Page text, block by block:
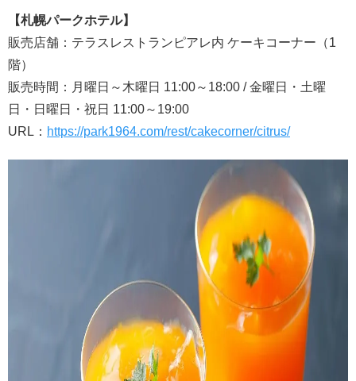
【札幌パークホテル】
販売店舗：テラスレストランピアレ内 ケーキコーナー（1
階）
販売時間：月曜日～木曜日 11:00～18:00 / 金曜日・土曜
日・日曜日・祝日 11:00～19:00
URL： https://park1964.com/rest/cakecorner/citrus/